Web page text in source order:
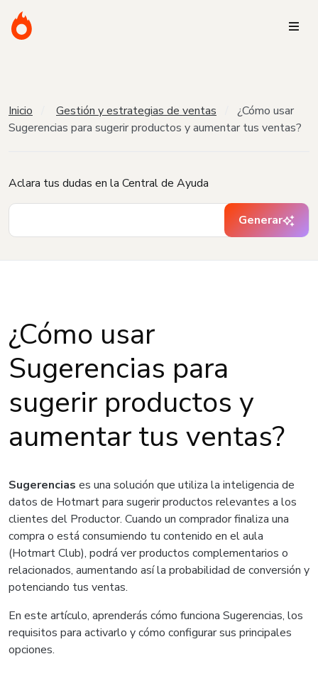
Inicio Gestión y estrategias de ventas
¿Cómo usar
Sugerencias para sugerir productos y aumentar tus ventas?
Aclara tus dudas en la Central de Ayuda
Generar
¿Cómo usar
Sugerencias para
sugerir productos y
aumentar tus ventas?
Sugerencias es una solución que utiliza la inteligencia de
datos de Hotmart para sugerir productos relevantes a los
clientes del Productor. Cuando un comprador finaliza una
compra o está consumiendo tu contenido en el aula
(Hotmart Club), podrá ver productos complementarios o
relacionados, aumentando así la probabilidad de conversión y
potenciando tus ventas.
En este artículo, aprenderás cómo funciona Sugerencias, los
requisitos para activarlo y cómo configurar sus principales
opciones.